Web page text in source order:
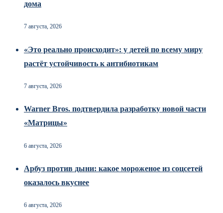
дома
7 августа, 2026
«Это реально происходит»: у детей по всему миру
растёт устойчивость к антибиотикам
7 августа, 2026
Warner Bros. подтвердила разработку новой части
«Матрицы»
6 августа, 2026
Арбуз против дыни: какое мороженое из соцсетей
оказалось вкуснее
6 августа, 2026